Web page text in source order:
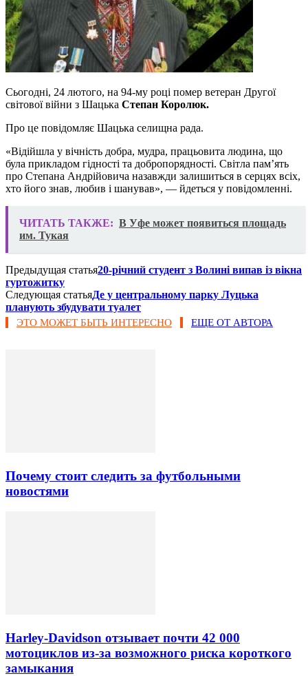
Сьогодні, 24 лютого, на 94-му році помер ветеран Другої
світової війни з Шацька Степан Королюк.
Про це повідомляє Шацька селищна рада.
«Відійшла у вічність добра, мудра, працьовита людина, що
була прикладом гідності та добропорядності. Світла пам’ять
про Степана Андрійовича назавжди залишиться в серцях всіх,
хто його знав, любив і шанував», — йдеться у повідомленні.
ЧИТАТЬ ТАКЖЕ: В Уфе может появиться площадь
им. Тукая
Предыдущая статья20-річний студент з Волині випав із вікна
гуртожитку
Следующая статьяДе у центральному парку Луцька
планують збудувати туалет
ЭТО МОЖЕТ БЫТЬ ИНТЕРЕСНО ЕЩЕ ОТ АВТОРА
Почему стоит следить за футбольными
новостями
Harley-Davidson отзывает почти 42 000
мотоциклов из-за возможного риска короткого
замыкания